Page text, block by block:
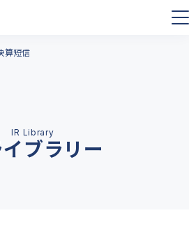
算短信
ブラリー